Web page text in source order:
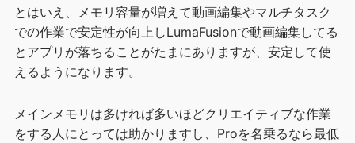
とはいえ、メモリ容量が増えて動画編集やマルチタスク
での作業で安定性が向上しLumaFusionで動画編集してる
とアプリが落ちることがたまにありますが、安定して使
えるようになります。
メインメモリは多ければ多いほどクリエイティブな作業
をする人にとっては助かりますし、Proを名乗るなら最低